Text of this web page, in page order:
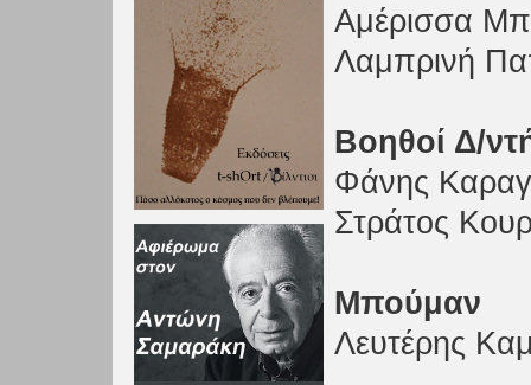
Αμέρισσα
Λαμπρινή
Βοηθοί Δ/
Φάνης
Στράτος
Μπούμαν
Λευτέρης